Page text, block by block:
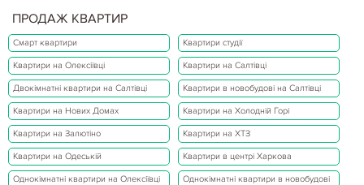
ПРОДАЖ КВАРТИР
Смарт квартири Квартири студії
Квартири на Олексіївці Квартири на Салтівці
Двокімнатні квартири на Салтівці Квартири в новобудові на Салтівці
Квартири на Нових Домах Квартири на Холодній Горі
Квартири на Залютіно Квартири на ХТЗ
Квартири на Одеській Квартири в центрі Харкова
Однокімнатні квартири на Олексіївці Однокімнатні квартири в новобудові